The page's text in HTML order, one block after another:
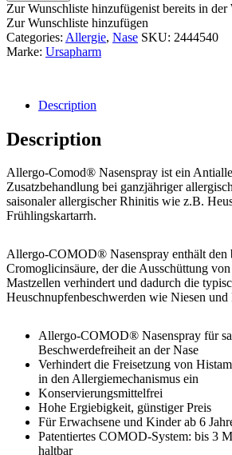
Zur Wunschliste hinzufügenist bereits in der
Zur Wunschliste hinzufügen
Categories: Allergie, Nase SKU: 2444540
Marke: Ursapharm
Description
Description
Allergo-Comod® Nasenspray ist ein
Zusatzbehandlung bei ganzjähriger
saisonaler allergischer Rhinitis wie z.B.
Frühlingskartarrh.
Allergo-COMOD® Nasenspray enthält den
Cromoglicinsäure, der die Ausschüttung
Mastzellen verhindert und dadurch die
Heuschnupfenbeschwerden wie Niesen
Allergo-COMOD® Nasenspray für
Beschwerdefreiheit an der Nase
Verhindert die Freisetzung von
in den Allergiemechanismus ein
Konservierungsmittelfrei
Hohe Ergiebigkeit, günstiger Preis
Für Erwachsene und Kinder ab 6
Patentiertes COMOD-System: bis 3
haltbar